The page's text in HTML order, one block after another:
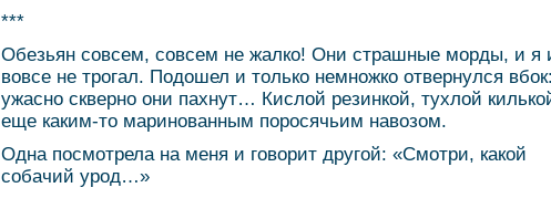
***
Обезьян совсем, совсем не жалко! Они страшные морды, и я
вовсе не трогал. Подошел и только немножко отвернулся вбок:
ужасно скверно они пахнут… Кислой резинкой, тухлой
еще каким-то маринованным поросячьим навозом.
Одна посмотрела на меня и говорит другой: «Смотри, какой
собачий урод…»